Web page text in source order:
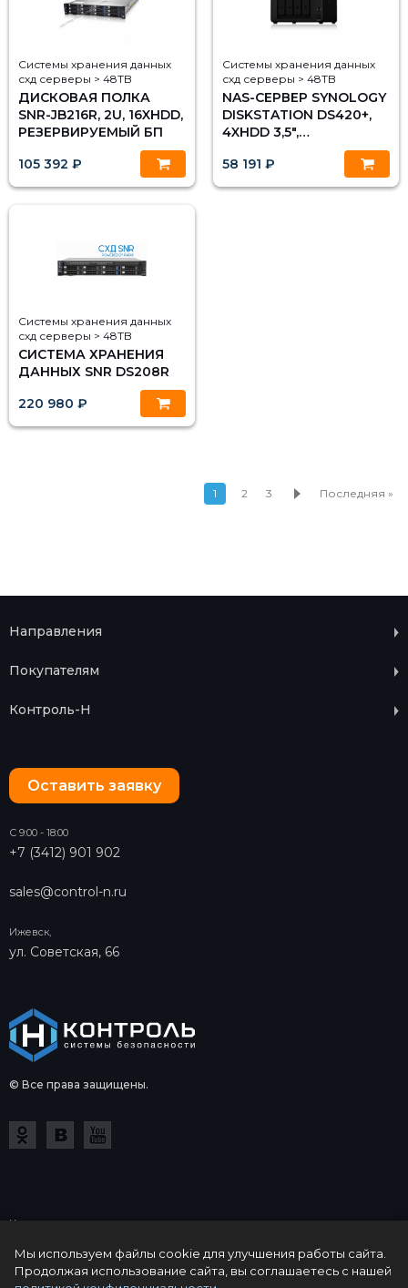
Системы хранения данных
схд серверы > 48TB
ДИСКОВАЯ ПОЛКА
SNR-JB216R, 2U, 16XHDD,
РЕЗЕРВИРУЕМЫЙ БП
105 392 ₽
Системы хранения данных
схд серверы > 48TB
NAS-СЕРВЕР SYNOLOGY
DISKSTATION DS420+,
4XHDD 3,5",
2Х1000BASE-T, БЕЗ
ДИСКОВ
58 191 ₽
Системы хранения данных
схд серверы > 48TB
СИСТЕМА ХРАНЕНИЯ
ДАННЫХ SNR DS208R
220 980 ₽
1 2 3 Последняя »
© Все права защищены.
Оставить заявку
С 9:00 - 18:00
+7 (3412) 901 902
sales@control-n.ru
Ижевск,
ул. Советская, 66
Направления
Покупателям
Контроль-Н
Копирование и использование в коммерческих целях
письменного одобрения компании Контроль-Н. Информация о
товарах, их цене, характеристиках и комплектации носит
Мы используем файлы cookie для улучшения работы сайта.
Продолжая использование сайта, вы соглашаетесь с нашей